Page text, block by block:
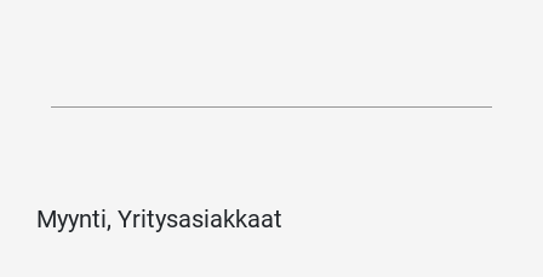
Myynti, Yritysasiakkaat